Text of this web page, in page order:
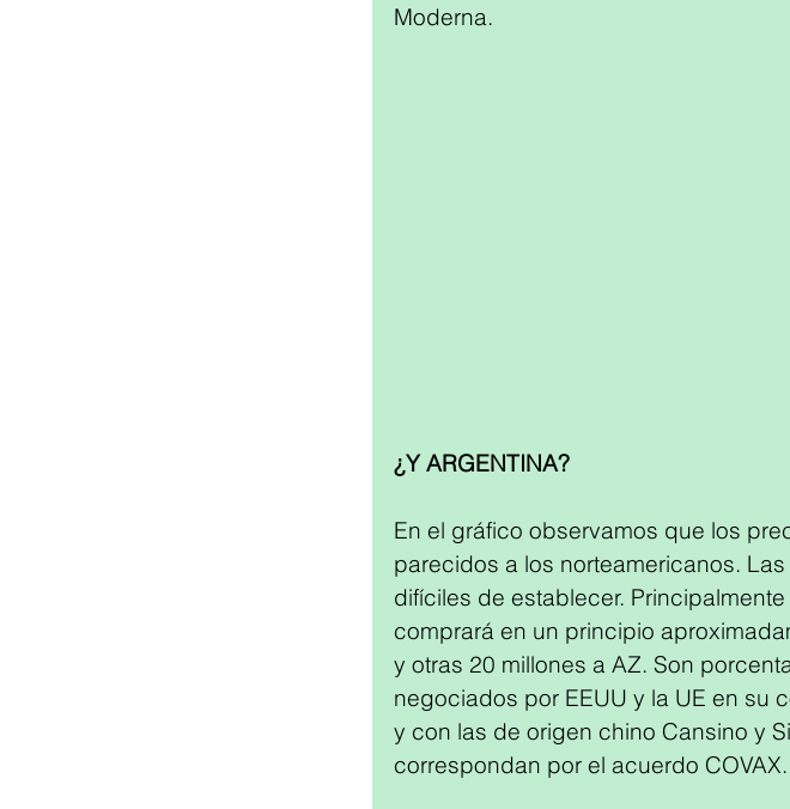
Moderna.
¿Y ARGENTINA?
En el gráfico observamos que los
parecidos a los norteamericanos.
difíciles de establecer.
comprará en un principio
y otras 20 millones a AZ. Son
negociados por EEUU y la UE en su
y con las de origen chino Cansino y
correspondan por el acuerdo COVAX.